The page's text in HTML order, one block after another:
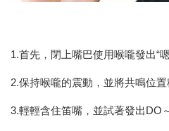
1.首先，閉上嘴巴使用喉嚨發出“
2.保持喉嚨的震動，並將共鳴位
3.輕輕含住笛嘴，並試著發出DO